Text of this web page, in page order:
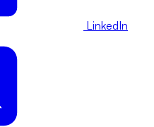
LinkedIn